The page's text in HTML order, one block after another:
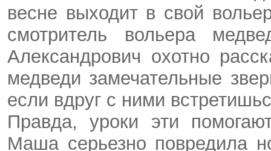
весне выходит в свой
смотритель вольера
Александрович охотно
медведи замечательные
если вдруг с ними
Правда, уроки эти
Маша серьезно повредила